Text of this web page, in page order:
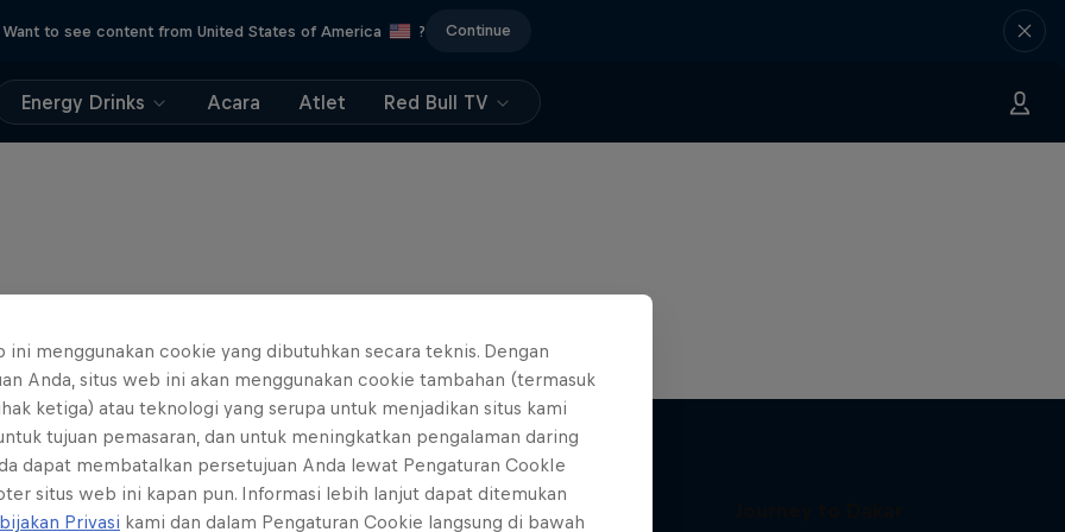
Want to see content from United States of America ? Continue
Energy Drinks Acara Atlet Red Bull TV
ini menggunakan cookie yang dibutuhkan secara teknis. Dengan
Anda, situs web ini akan menggunakan cookie tambahan (termasuk
ketiga) atau teknologi yang serupa untuk menjadikan situs kami
tujuan pemasaran, dan untuk meningkatkan pengalaman daring
dapat membatalkan persetujuan Anda lewat Pengaturan CookIe
situs web ini kapan pun. Informasi lebih lanjut dapat ditemukan
Privasi kami dan dalam Pengaturan Cookie langsung di bawah